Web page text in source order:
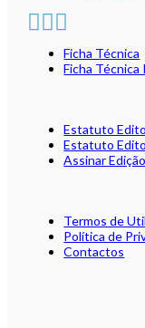
Ficha Técnica
Ficha Técnica
Estatuto
Estatuto
Assinar
Termos de
Política de
Contactos